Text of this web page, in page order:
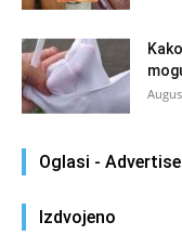
Oglasi -
Izdvojeno